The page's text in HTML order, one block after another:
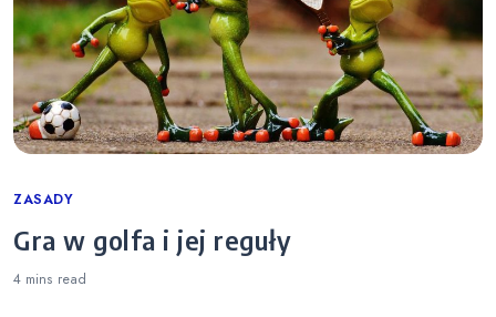
Categories
ZASADY
Gra w golfa i jej reguły
4 mins read